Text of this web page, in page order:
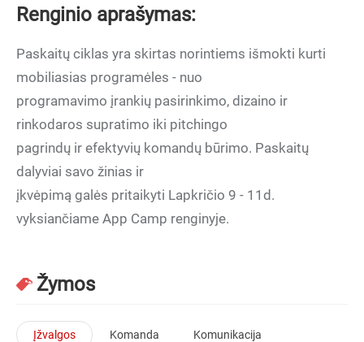
Renginio aprašymas:
Paskaitų ciklas yra skirtas norintiems išmokti kurti
mobiliasias programėles - nuo
programavimo įrankių pasirinkimo, dizaino ir
rinkodaros supratimo iki pitchingo
pagrindų ir efektyvių komandų būrimo. Paskaitų
dalyviai savo žinias ir
įkvėpimą galės pritaikyti Lapkričio 9 - 11d.
vyksiančiame App Camp renginyje.
Žymos
Įžvalgos Komanda Komunikacija